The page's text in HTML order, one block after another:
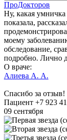
ПроДокторов
Ну, какая
показала,
моему
обследование,
подробно. Лично
О враче:
Алиева А. А.
Спасибо за отзыв!
Пациент +7 923
09 сентября